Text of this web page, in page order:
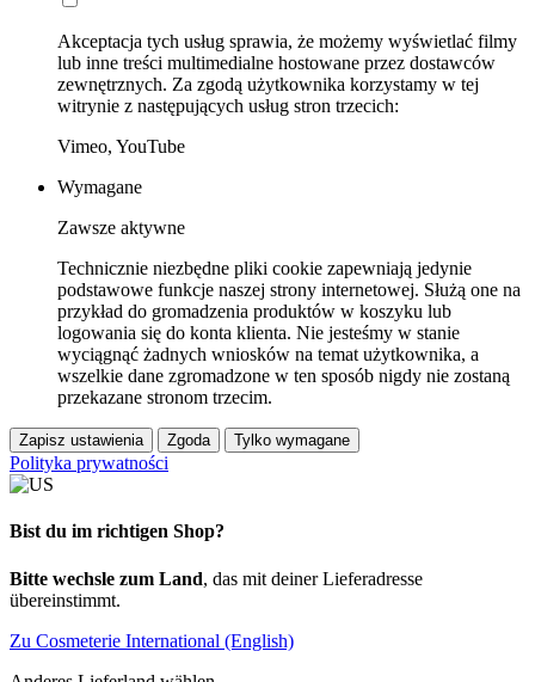
Akceptacja tych usług sprawia, że możemy wyświetlać filmy
lub inne treści multimedialne hostowane przez dostawców
zewnętrznych. Za zgodą użytkownika korzystamy w tej
witrynie z następujących usług stron trzecich:
Vimeo, YouTube
Wymagane
Zawsze aktywne
Technicznie niezbędne pliki cookie zapewniają jedynie
podstawowe funkcje naszej strony internetowej. Służą one na
przykład do gromadzenia produktów w koszyku lub
logowania się do konta klienta. Nie jesteśmy w stanie
wyciągnąć żadnych wniosków na temat użytkownika, a
wszelkie dane zgromadzone w ten sposób nigdy nie zostaną
przekazane stronom trzecim.
Zapisz ustawienia Zgoda Tylko wymagane
Polityka prywatności
Bist du im richtigen Shop?
Bitte wechsle zum Land, das mit deiner Lieferadresse
übereinstimmt.
Zu Cosmeterie International (English)